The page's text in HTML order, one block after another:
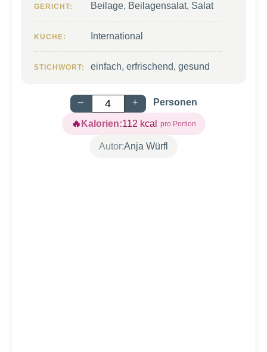
GERICHT: Beilage, Beilagensalat, Salat
KÜCHE: International
STICHWORT: einfach, erfrischend, gesund
– + Personen
Kalorien:112 kcal
Autor:Anja Würfl